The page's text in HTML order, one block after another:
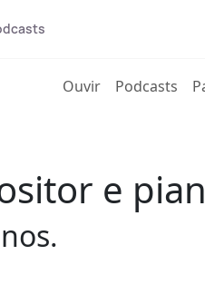
Ouvir(current)
Podcasts
e